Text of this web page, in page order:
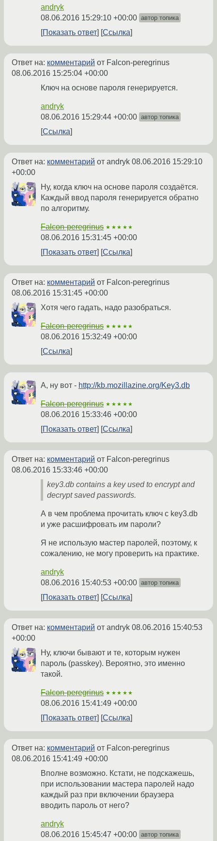
andryk
08.06.2016 15:29:10 +00:00 автор топика
Показать ответ Ссылка
Ответ на: комментарий от Falcon-peregrinus
08.06.2016 15:25:04 +00:00
Ключ на основе пароля генерируется.
andryk
08.06.2016 15:29:44 +00:00 автор топика
Ссылка
Ответ на: комментарий от andryk 08.06.2016 15:29:10
+00:00
Ну, когда ключ на основе пароля создаётся.
Каждый ввод пароля генерируется обратно
по алгоритму.
Falcon-peregrinus ★★★★★
08.06.2016 15:31:45 +00:00
Показать ответ
Ссылка
Ответ на: комментарий от Falcon-peregrinus
08.06.2016 15:31:45 +00:00
Хотя чего гадать, надо разобраться.
Falcon-peregrinus ★★★★★
08.06.2016 15:32:49 +00:00
Ссылка
А, ну вот - http://kb.mozillazine.org/Key3.db
Falcon-peregrinus ★★★★★
08.06.2016 15:33:46 +00:00
Показать ответ
Ссылка
Ответ на: комментарий от Falcon-peregrinus
08.06.2016 15:33:46 +00:00
key3.db contains a key used to encrypt and
decrypt saved passwords.
А в чем проблема прочитать ключ с key3.db
и уже расшифровать им пароли?
Я не использую мастер паролей, поэтому, к
сожалению, не могу проверить на практике.
andryk
08.06.2016 15:40:53 +00:00 автор топика
Показать ответ Ссылка
Ответ на: комментарий от andryk 08.06.2016 15:40:53
+00:00
Ну, ключи бывают и те, которым нужен
пароль (passkey). Вероятно, это именно
такой.
Falcon-peregrinus ★★★★★
08.06.2016 15:41:49 +00:00
Показать ответ
Ссылка
Ответ на: комментарий от Falcon-peregrinus
08.06.2016 15:41:49 +00:00
Вполне возможно. Кстати, не подскажешь,
при использовании мастера паролей надо
каждый раз при включении браузера
вводить пароль от него?
andryk
08.06.2016 15:45:47 +00:00 автор топика